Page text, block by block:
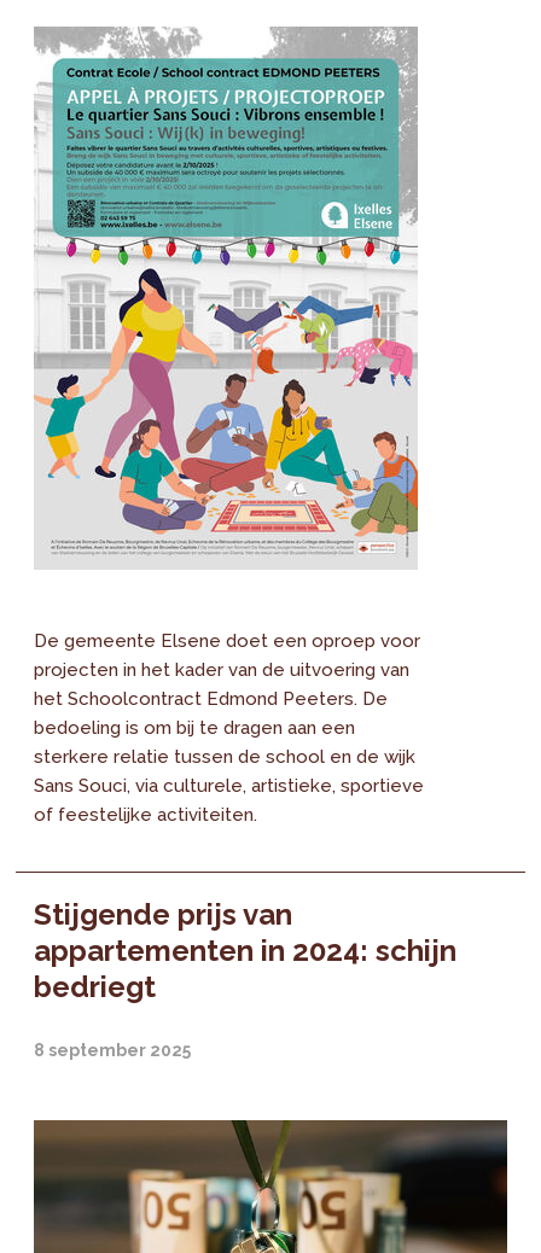
De gemeente Elsene doet een oproep voor
projecten in het kader van de uitvoering van
het Schoolcontract Edmond Peeters. De
bedoeling is om bij te dragen aan een
sterkere relatie tussen de school en de wijk
Sans Souci, via culturele, artistieke, sportieve
of feestelijke activiteiten.
Stijgende prijs van
appartementen in 2024: schijn
bedriegt
8 september 2025